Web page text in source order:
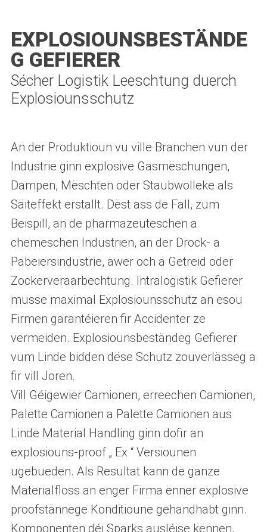
Sécher Logistik Leeschtung duerch
Explosiounsschutz
EXPLOSIOUNSBESTÄNDE
G GEFIERER
An der Produktioun vu ville Branchen vun der
Industrie ginn explosive Gasmëschungen,
Dampen, Mëschten oder Staubwolleke als
Säiteffekt erstallt. Dëst ass de Fall, zum
Beispill, an de pharmazeuteschen a
chemeschen Industrien, an der Drock- a
Pabeiersindustrie, awer och a Getreid oder
Zockerveraarbechtung. Intralogistik Gefierer
musse maximal Explosiounsschutz an esou
Firmen garantéieren fir Accidenter ze
vermeiden. Explosiounsbeständeg Gefierer
vum Linde bidden dëse Schutz zouverlässeg a
fir vill Joren.
Vill Géigewier Camionen, erreechen Camionen,
Palette Camionen a Palette Camionen aus
Linde Material Handling ginn dofir an
explosiouns-proof „ Ex “ Versiounen
ugebueden. Als Resultat kann de ganze
Materialfloss an enger Firma ënner explosive
proofstännege Konditioune gehandhabt ginn.
Komponenten déi Sparks ausléise kënnen,